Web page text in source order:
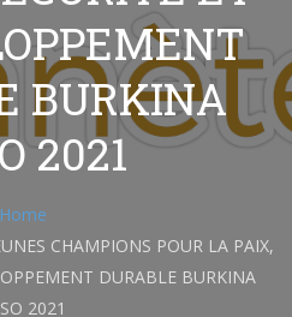
BURKINA
2021
Home
CHAMPIONS POUR LA PAIX,
DURABLE BURKINA
2021